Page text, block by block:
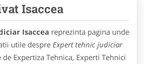
Isaccea
Isaccea reprezinta pagina unde
utile despre Expert tehnic judiciar
de Expertiza Tehnica, Experti Tehnici